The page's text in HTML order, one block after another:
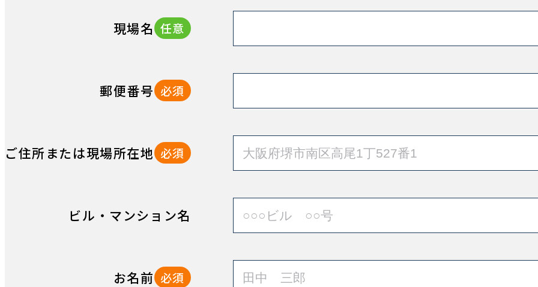
現場名 任意
郵便番号 必須
ご住所または現場所在地 必須
ビル・マンション名
お名前 必須